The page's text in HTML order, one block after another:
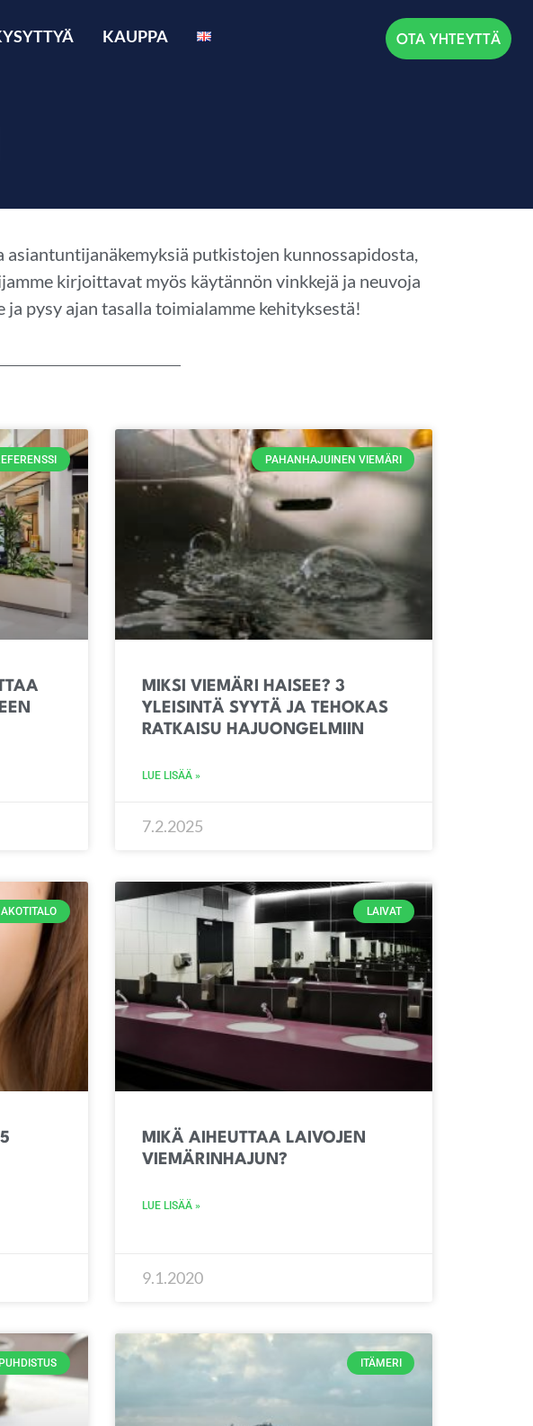
KAUPPA OTA YHTEYTTÄ
putkistojen kunnossapidosta,
kirjoittavat myös käytännön vinkkejä ja neuvoja
pysy ajan tasalla toimialamme kehityksestä!
PAHANHAJUINEN VIEMÄRI
MIKSI VIEMÄRI HAISEE? 3
YLEISINTÄ SYYTÄ JA TEHOKAS
RATKAISU HAJUONGELMIIN
LUE LISÄÄ »
7.2.2025
LAIVAT
MIKÄ AIHEUTTAA LAIVOJEN
VIEMÄRINHAJUN?
LUE LISÄÄ »
9.1.2020
ITÄMERI